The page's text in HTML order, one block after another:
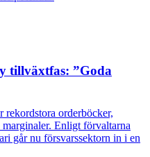
tillväxtfas: ”Goda
rekordstora orderböcker,
Enligt förvaltarna
går nu försvarssektorn in i en